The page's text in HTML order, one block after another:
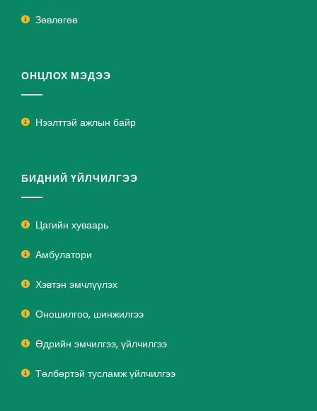
Зөвлөгөө
ОНЦЛОХ МЭДЭЭ
Нээлттэй ажлын байр
БИДНИЙ ҮЙЛЧИЛГЭЭ
Цагийн хуваарь
Амбулатори
Хэвтэн эмчлүүлэх
Оношилгоо, шинжилгээ
Өдрийн эмчилгээ, үйлчилгээ
Төлбөртэй тусламж үйлчилгээ